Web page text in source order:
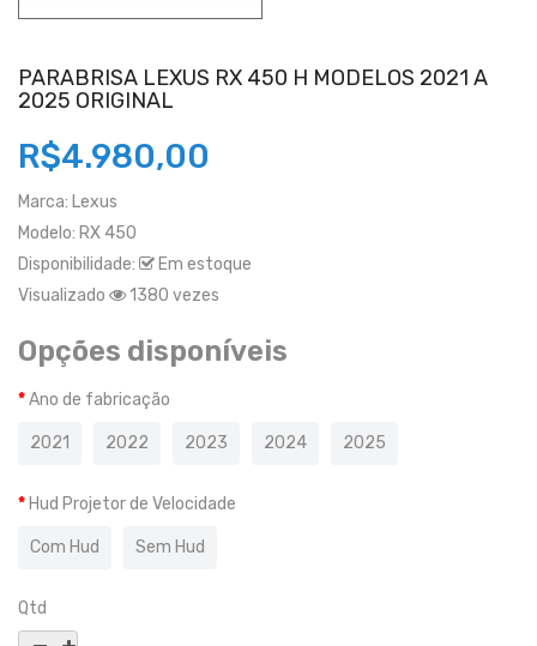
PARABRISA LEXUS RX 450 H MODELOS 2021 A
2025 ORIGINAL
R$4.980,00
Marca: Lexus
Modelo: RX 450
Disponibilidade:
Em estoque
Visualizado
1380 vezes
Opções disponíveis
Ano de fabricação
2021 2022 2023 2024 2025
Hud Projetor de Velocidade
Com Hud Sem Hud
Qtd